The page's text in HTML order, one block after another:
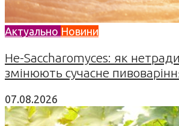
Актуально Новини
Не-Saccharomyces: як
змінюють сучасне
07.08.2026